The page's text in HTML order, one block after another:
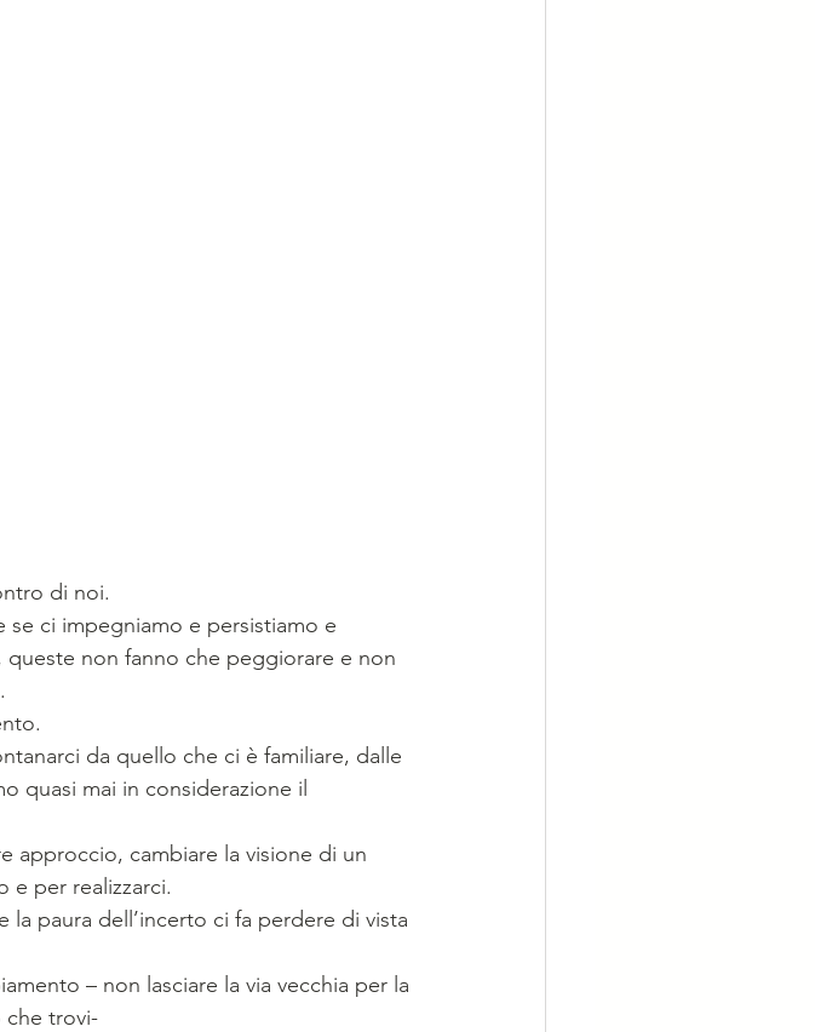
di noi.
se ci impegniamo e persistiamo e
non fanno che peggiorare e non
da quello che ci è familiare, dalle
quasi mai in considerazione il
approccio, cambiare la visione di un
e per realizzarci.
paura dell’incerto ci fa perdere di vista
– non lasciare la via vecchia per la
che trovi-